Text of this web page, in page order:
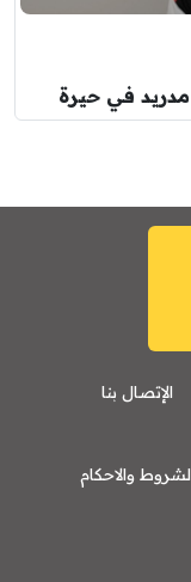
مدريد في حيرة
الإتصال بنا
والاحكام